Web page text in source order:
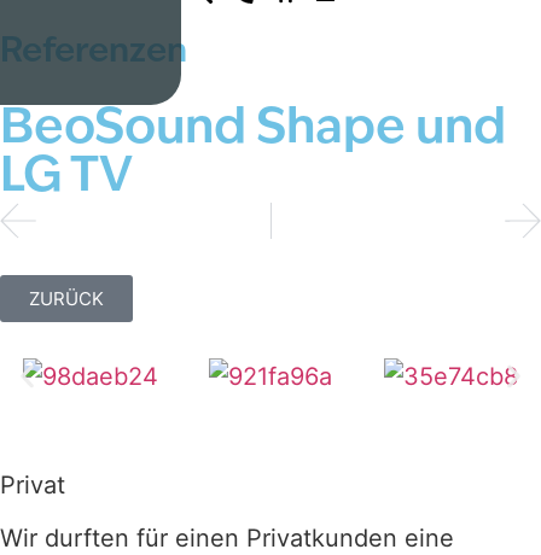
Referenzen
BeoSound Shape und
LG TV
ZURÜCK
Privat
Wir durften für einen Privatkunden eine